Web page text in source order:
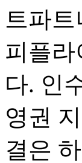
트파
피플
다. 인
영권
결은